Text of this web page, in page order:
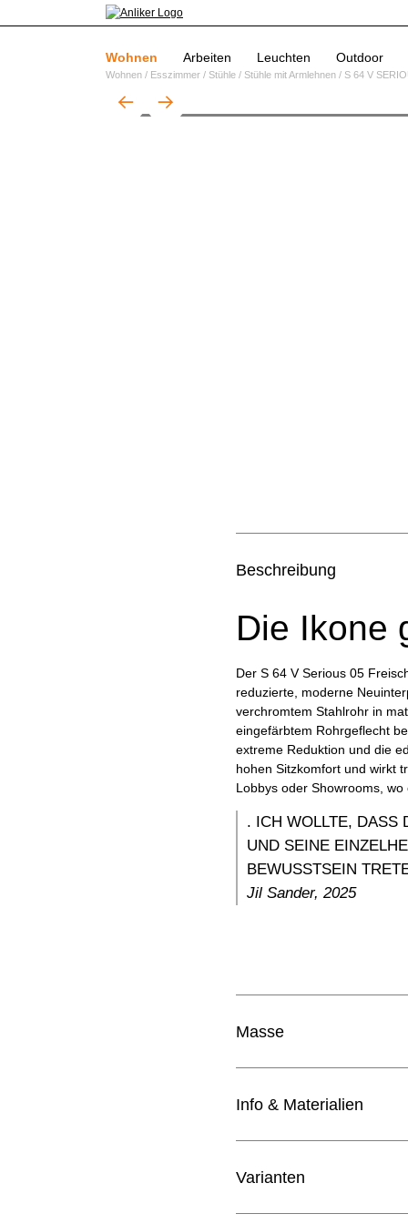
Wohnen Arbeiten Leuchten Outdoor
Wohnen / Esszimmer / Stühle / Stühle mit Armlehnen / S 64 V
Beschreibung
Die Ikone
Der S 64 V Serious 05
reduzierte, moderne
verchromtem Stahlrohr in
eingefärbtem Rohrgeflecht
extreme Reduktion und die
hohen Sitzkomfort und wirkt
Lobbys oder Showrooms,
. ICH WOLLTE, DASS
UND SEINE
BEWUSSTSEIN
Jil Sander, 2025
Masse
Sitzhöhe
Info & Materialien
Varianten